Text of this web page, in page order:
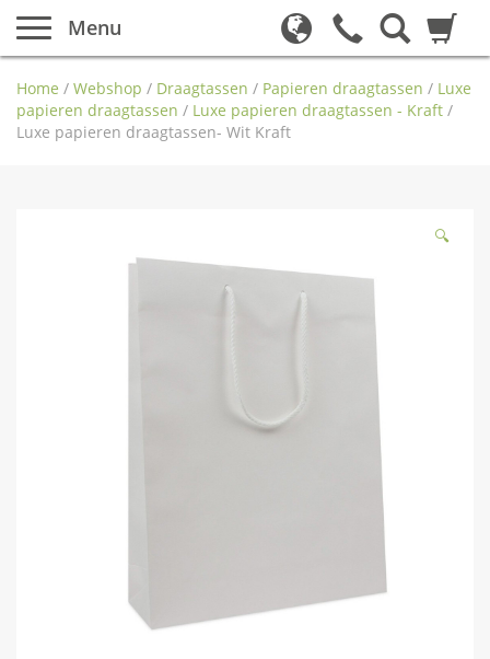
Menu
Home / Webshop / Draagtassen / Papieren draagtassen / Luxe
papieren draagtassen / Luxe papieren draagtassen - Kraft /
Luxe papieren draagtassen- Wit Kraft
🔍